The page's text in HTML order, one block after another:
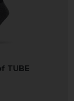
TUBE